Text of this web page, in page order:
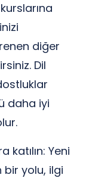
diğer
Dil
daha iyi
katılın: Yeni
yolu, ilgi